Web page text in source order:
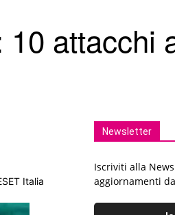
attacchi
Italia
Newsletter
Iscriviti alla
aggiornamenti